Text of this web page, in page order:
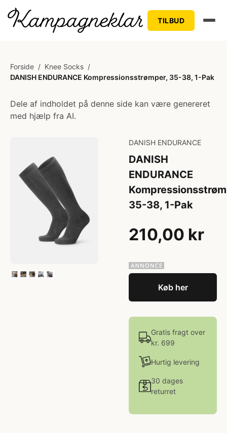
TILBUD
Forside / Knee Socks /
DANISH ENDURANCE Kompressionsstrømper, 35-38, 1-Pak
Dele af indholdet på denne side kan være genereret
med hjælp fra AI.
DANISH ENDURANCE
DANISH
ENDURANCE
35-38, 1-Pak
210,00 kr
Køb her
Gratis fragt over
kr. 699
Hurtig levering
30 dages
returret